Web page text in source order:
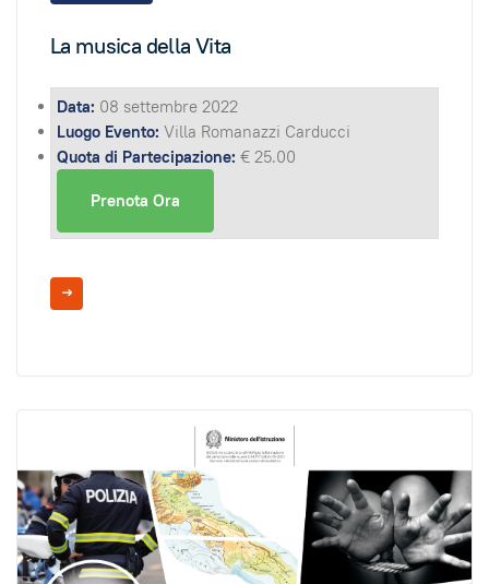
La musica della Vita
Data: 08 settembre 2022
Luogo Evento: Villa Romanazzi Carducci
Quota di Partecipazione: € 25.00
Prenota Ora